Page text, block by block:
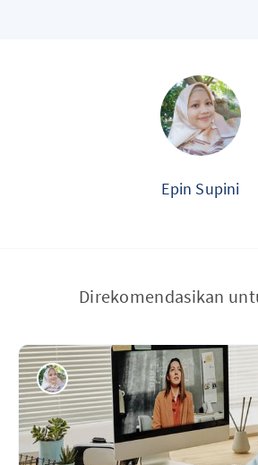
Epin Supini
Direkomendasikan